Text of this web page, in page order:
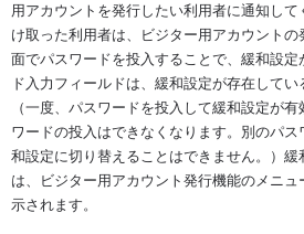
用アカウントを発行したい利用者に通知し
け取った利用者は、ビジター用アカウント
面でパスワードを投入することで、緩和設
ド入力フィールドは、緩和設定が存在してい
（一度、パスワードを投入して緩和設定が
ワードの投入はできなくなります。別のパ
和設定に切り替えることはできません。）緩
は、ビジター用アカウント発行機能のメニ
示されます。